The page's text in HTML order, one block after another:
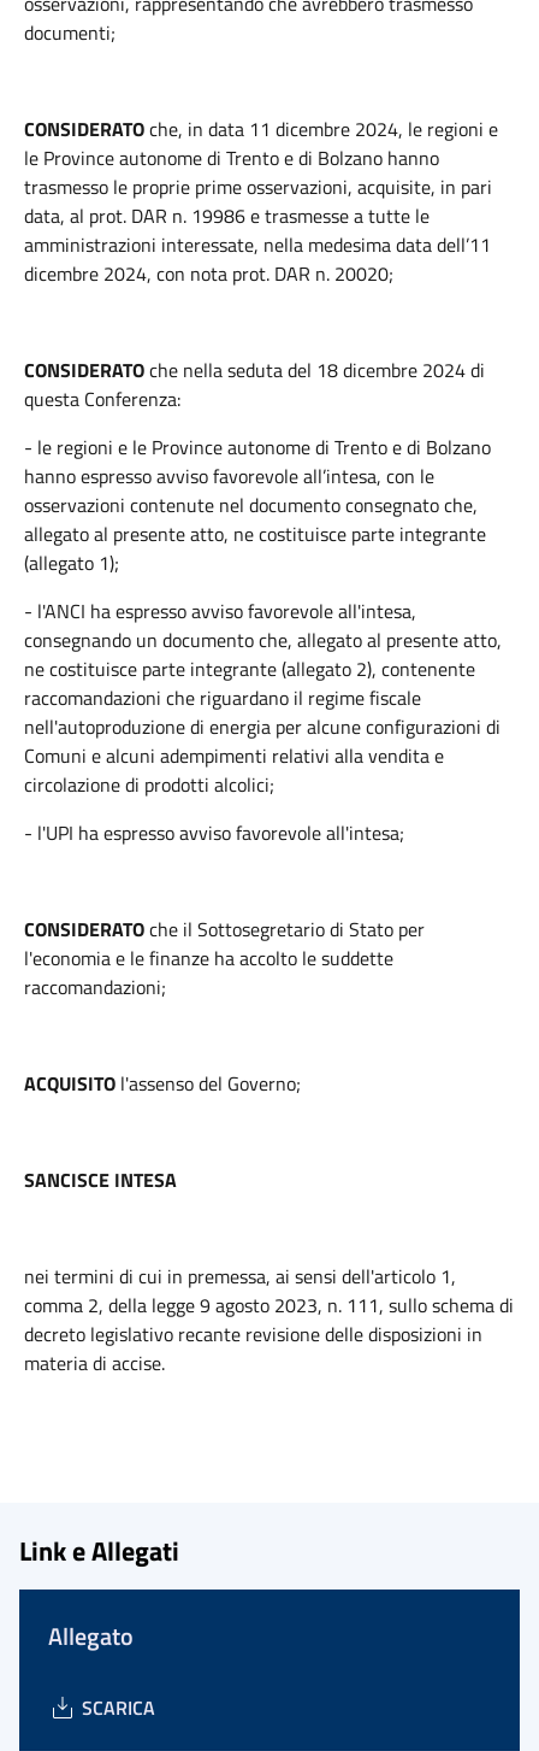
documenti;
CONSIDERATOche, in data 11 dicembre 2024, le regioni e
le Province autonome di Trento e di Bolzano hanno
trasmesso le proprie prime osservazioni, acquisite, in pari
data, al prot. DAR n. 19986 e trasmesse a tutte le
amministrazioni interessate, nella medesima data dell’11
dicembre 2024, con nota prot. DAR n. 20020;
CONSIDERATOche nella seduta del 18 dicembre 2024 di
questa Conferenza:
- le regioni e le Province autonome di Trento e di Bolzano
hanno espresso avviso favorevole all’intesa, con le
osservazioni contenute nel documento consegnato che,
allegato al presente atto, ne costituisce parte integrante
(allegato 1);
- l'ANCI ha espresso avviso favorevole all'intesa,
consegnando un documento che, allegato al presente atto,
ne costituisce parte integrante (allegato 2), contenente
raccomandazioni che riguardano il regime fiscale
nell'autoproduzione di energia per alcune configurazioni di
Comuni e alcuni adempimenti relativi alla vendita e
circolazione di prodotti alcolici;
- l'UPI ha espresso avviso favorevole all'intesa;
CONSIDERATOche il Sottosegretario di Stato per
l'economia e le finanze ha accolto le suddette
raccomandazioni;
ACQUISITO l'assenso del Governo;
SANCISCE INTESA
nei termini di cui in premessa, ai sensi dell'articolo 1,
comma 2, della legge 9 agosto 2023, n. 111, sullo schema di
decreto legislativo recante revisione delle disposizioni in
materia di accise.
Link e Allegati
Allegato
SCARICA